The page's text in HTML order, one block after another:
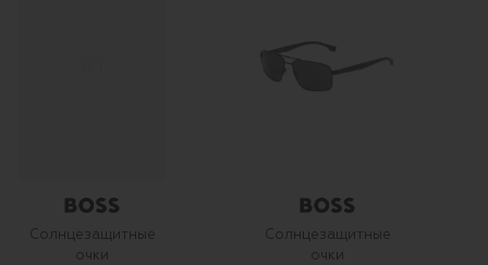
Солнцезащитные
очки
Солнцезащитные
очки